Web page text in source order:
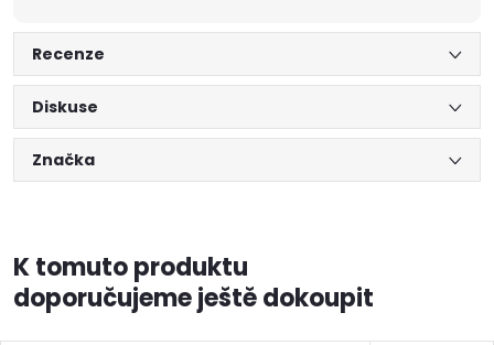
Recenze
Diskuse
Značka
K tomuto produktu
doporučujeme ještě dokoupit